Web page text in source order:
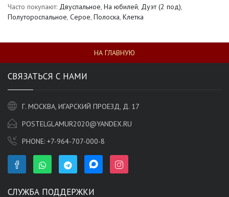
Часто покупают: Двуспальное, На юбилей, Дуэт (2 под),
Полутороспальное, Серое, Полоска, Клетка
НА ГЛАВНУЮ
СВЯЗАТЬСЯ С НАМИ
Г. МОСКВА, ИГАРСКИЙ ПРОЕЗД, Д. 17
POSTELGLAMUR2020@YANDEX.RU
PHONE: +7-964-707-000-8
СЛУЖБА ПОДДЕРЖКИ